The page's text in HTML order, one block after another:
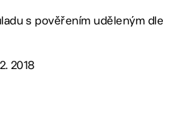
s pověřením uděleným dle
2018